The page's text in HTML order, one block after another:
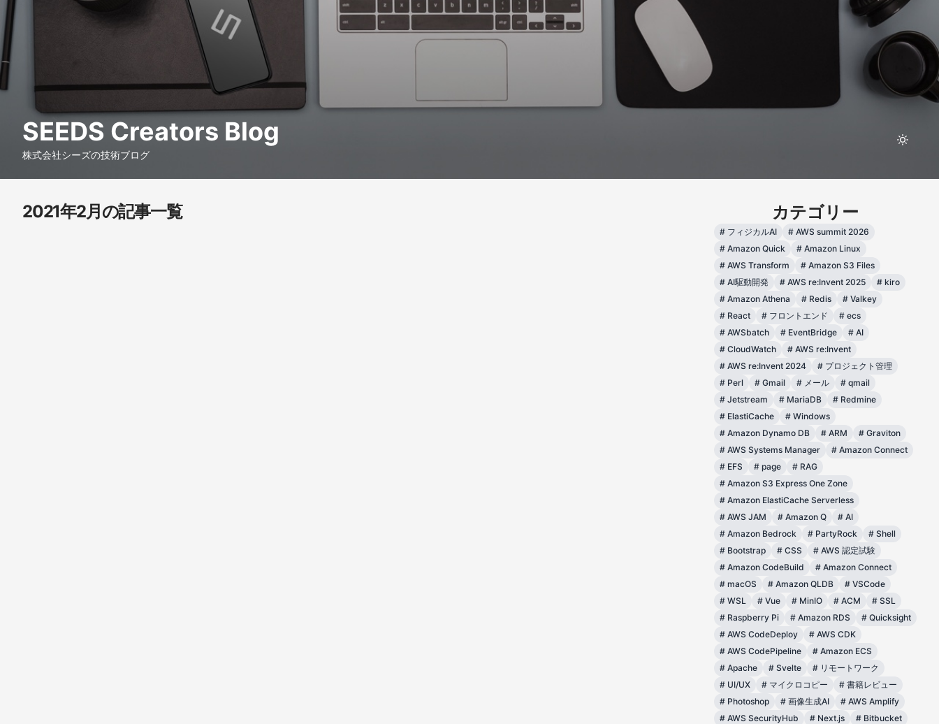
SEEDS Creators Blog
株式会社シーズの技術ブログ
2021年2月の記事一覧 カテゴリー
# フィジカルAI # AWS summit 2026
# Amazon Quick # Amazon Linux
# AWS Transform # Amazon S3 Files
# AI駆動開発 # AWS re:Invent 2025 # kiro
# Amazon Athena # Redis # Valkey
# React # フロントエンド # ecs
# AWSbatch # EventBridge # AI
# CloudWatch # AWS re:Invent
# AWS re:Invent 2024 # プロジェクト管理
# Perl # Gmail # メール # qmail
# Jetstream # MariaDB # Redmine
# ElastiCache # Windows
# Amazon Dynamo DB # ARM # Graviton
# AWS Systems Manager # Amazon Connect
# EFS # page # RAG
# Amazon S3 Express One Zone
# Amazon ElastiCache Serverless
# AWS JAM # Amazon Q # AI
# Amazon Bedrock # PartyRock # Shell
# Bootstrap # CSS # AWS 認定試験
# Amazon CodeBuild # Amazon Connect
# macOS # Amazon QLDB # VSCode
# WSL # Vue # MinIO # ACM # SSL
# Raspberry Pi # Amazon RDS # Quicksight
# AWS CodeDeploy # AWS CDK
# AWS CodePipeline # Amazon ECS
# Apache # Svelte # リモートワーク
# UI/UX # マイクロコピー # 書籍レビュー
# Photoshop # 画像生成AI # AWS Amplify
# AWS SecurityHub # Next.js # Bitbucket